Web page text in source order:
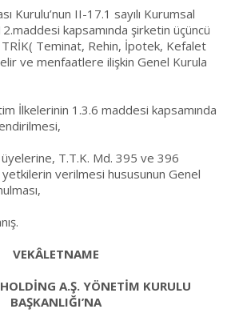
Kurulu’nun II-17.1 sayılı Kurumsal
kapsamında şirketin üçüncü
Teminat, Rehin, İpotek, Kefalet
ve menfaatlere ilişkin Genel Kurula
İlkelerinin 1.3.6 maddesi kapsamında
T.T.K. Md. 395 ve 396
yetkilerin verilmesi hususunun Genel
VEKÂLETNAME
A.Ş. YÖNETİM KURULU
BAŞKANLIĞI’NA